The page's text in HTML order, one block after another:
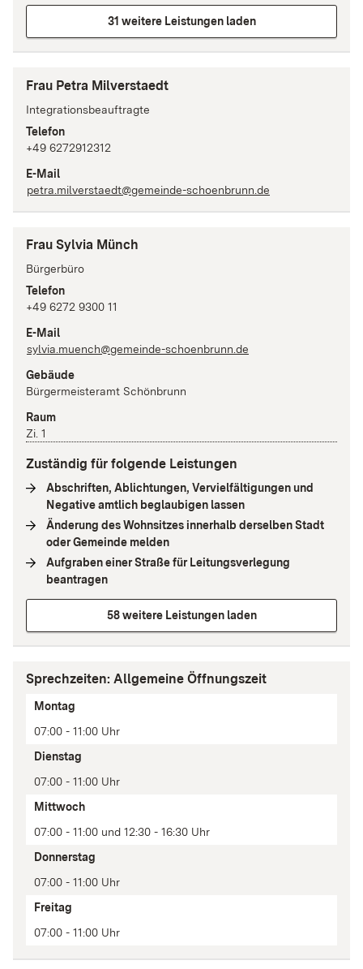
31 weitere Leistungen laden
Frau Petra Milverstaedt
Integrationsbeauftragte
Telefon
+49 6272912312
E-Mail
petra.milverstaedt@gemeinde-schoenbrunn.de
Frau Sylvia Münch
Bürgerbüro
Telefon
+49 6272 9300 11
E-Mail
sylvia.muench@gemeinde-schoenbrunn.de
Gebäude
Bürgermeisteramt Schönbrunn
Raum
Zi. 1
Zuständig für folgende Leistungen
Abschriften, Ablichtungen, Vervielfältigungen und
Negative amtlich beglaubigen lassen
Änderung des Wohnsitzes innerhalb derselben Stadt
oder Gemeinde melden
Aufgraben einer Straße für Leitungsverlegung
beantragen
58 weitere Leistungen laden
Sprechzeiten: Allgemeine Öffnungszeit
Tag
Zeit(en)
Anmerkung
Montag
07:00 - 11:00 Uhr
Dienstag
07:00 - 11:00 Uhr
Mittwoch
07:00 - 11:00 und 12:30 - 16:30 Uhr
Donnerstag
07:00 - 11:00 Uhr
Freitag
07:00 - 11:00 Uhr